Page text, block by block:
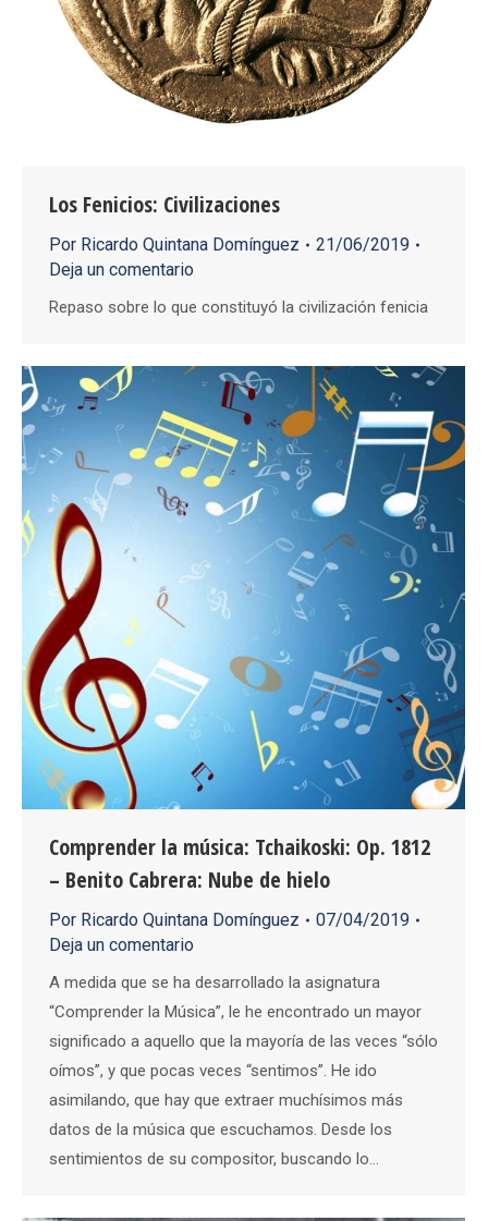
Los Fenicios: Civilizaciones
Por Ricardo Quintana Domínguez
21/06/2019
Deja un comentario
Repaso sobre lo que constituyó la civilización fenicia
Comprender la música: Tchaikoski: Op. 1812
– Benito Cabrera: Nube de hielo
Por Ricardo Quintana Domínguez
07/04/2019
Deja un comentario
A medida que se ha desarrollado la asignatura
“Comprender la Música”, le he encontrado un mayor
significado a aquello que la mayoría de las veces “sólo
oímos”, y que pocas veces “sentimos”. He ido
asimilando, que hay que extraer muchísimos más
datos de la música que escuchamos. Desde los
sentimientos de su compositor, buscando lo…